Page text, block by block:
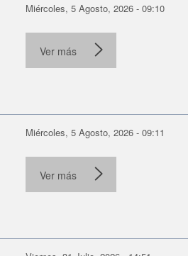
Miércoles, 5 Agosto, 2026 - 09:10
Ver más
Miércoles, 5 Agosto, 2026 - 09:11
Ver más